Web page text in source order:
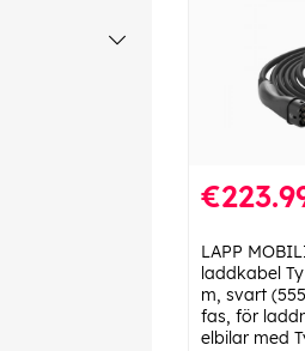
LAPP
laddkabel
m, svart
fas, för
elbilar med